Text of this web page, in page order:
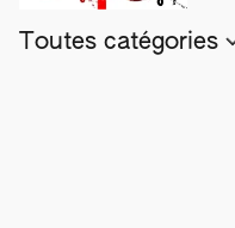
Toutes catégories